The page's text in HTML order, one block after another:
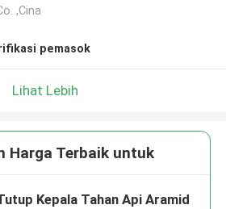
,Cina
pemasok
Lihat Lebih
Harga Terbaik untuk
Kepala Tahan Api Aramid